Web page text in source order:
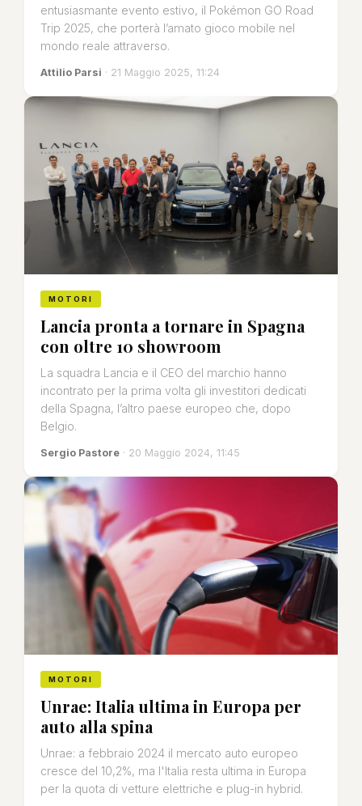
entusiasmante evento estivo, il Pokémon GO Road
Trip 2025, che porterà l’amato gioco mobile nel
mondo reale attraverso.
Attilio Parsi · 21 Maggio 2025, 11:24
MOTORI
Lancia pronta a tornare in Spagna
con oltre 10 showroom
La squadra Lancia e il CEO del marchio hanno
incontrato per la prima volta gli investitori dedicati
della Spagna, l’altro paese europeo che, dopo
Belgio.
Sergio Pastore · 20 Maggio 2024, 11:45
MOTORI
Unrae: Italia ultima in Europa per
auto alla spina
Unrae: a febbraio 2024 il mercato auto europeo
cresce del 10,2%, ma l'Italia resta ultima in Europa
per la quota di vetture elettriche e plug-in hybrid.